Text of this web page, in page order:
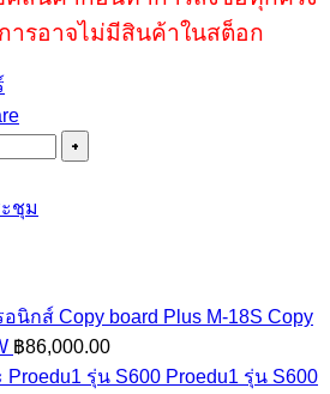
การอาจไม่มีสินค้าในสต็อก
ชุม
Copy
฿86,000.00
Proedu1 รุ่น S600